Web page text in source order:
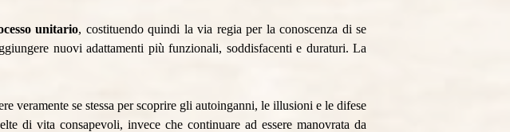
unitario, costituendo quindi la via regia per la conoscenza di se
nuovi adattamenti più funzionali, soddisfacenti e duraturi. La
veramente se stessa per scoprire gli autoinganni, le illusioni e le difese
di vita consapevoli, invece che continuare ad essere manovrata da